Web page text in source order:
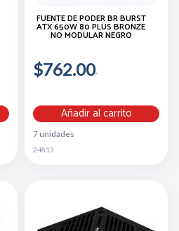
FUENTE DE PODER BR BURST
ATX 650W 80 PLUS BRONZE
NO MODULAR NEGRO
$762.00
Añadir al carrito
7 unidades
24813